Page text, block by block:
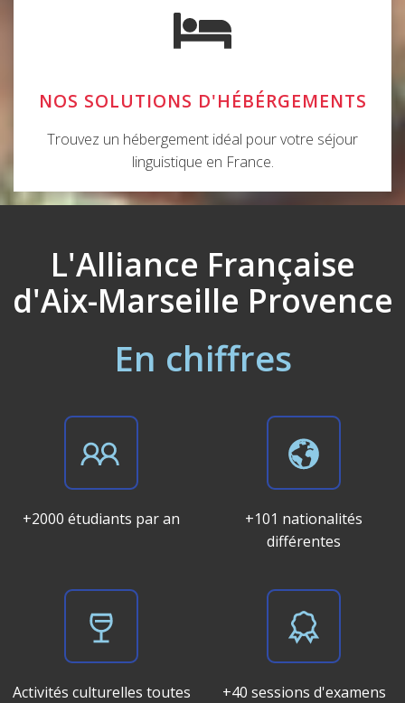
NOS SOLUTIONS D'HÉBÉRGEMENTS
Trouvez un hébergement idéal pour votre séjour
linguistique en France.
L'Alliance Française
d'Aix-Marseille Provence
En chiffres
+2000 étudiants par an
+101 nationalités
différentes
Activités culturelles toutes
+40 sessions d'examens